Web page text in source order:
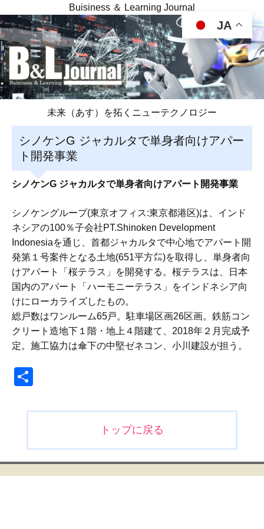
Buisiness ＆ Learning Journal
未来（あす）を拓くニューテクノロジー
シノケンG ジャカルタで単身者向けアパー
ト開発事業
シノケンG ジャカルタで単身者向けアパート開発事業
シノケングループ(東京オフィス:東京都港区)は、インド
ネシアの100％子会社PT.Shinoken Development
Indonesiaを通じ、首都ジャカルタで中心地でアパート開
発第１号案件となる土地(651平方㍍)を取得し、単身者向
けアパート「桜テラス」を開発する。桜テラスは、日本
国内のアパート「ハーモニーテラス」をインドネシア向
けにローカライズしたもの。
総戸数はワンルーム65戸。駐車場区画26区画。鉄筋コン
クリート造地下１階・地上４階建て、2018年２月完成予
定。施工協力は傘下の中堅ゼネコン、小川建設が担う。
ビ
ゲ
トップに戻る
JA